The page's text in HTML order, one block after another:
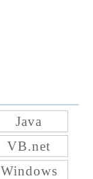
Java
VB.net
Windows